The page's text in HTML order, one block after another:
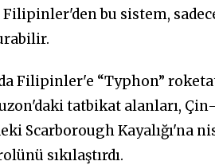
bu sistem,
Filipinler'e “Typhon”
tatbikat alanları,
Scarborough Kayalığı'na
sıkılaştırdı.